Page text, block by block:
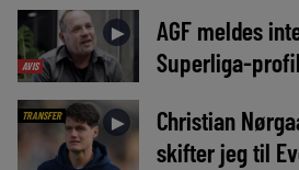
AVIS
►
AGF meldes
Superliga-profil
TRANSFER ►
Christian
skifter jeg til